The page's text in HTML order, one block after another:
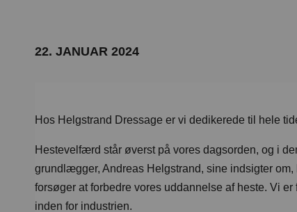
22. JANUAR 2024
Hos Helgstrand Dressage er vi dedikerede til hele
Hestevelfærd står øverst på vores dagsorden, og i
grundlægger, Andreas Helgstrand, sine indsigter
forsøger at forbedre vores uddannelse af heste. Vi
inden for industrien.